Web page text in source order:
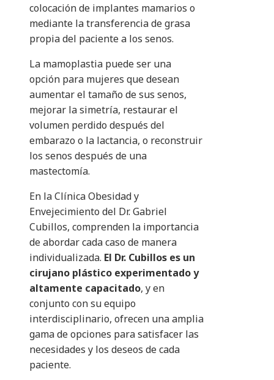
colocación de implantes mamarios o
mediante la transferencia de grasa
propia del paciente a los senos.
La mamoplastia puede ser una
opción para mujeres que desean
aumentar el tamaño de sus senos,
mejorar la simetría, restaurar el
volumen perdido después del
embarazo o la lactancia, o reconstruir
los senos después de una
mastectomía.
En la Clínica Obesidad y
Envejecimiento del Dr. Gabriel
Cubillos, comprenden la importancia
de abordar cada caso de manera
individualizada. El Dr. Cubillos es un
cirujano plástico experimentado y
altamente capacitado, y en
conjunto con su equipo
interdisciplinario, ofrecen una amplia
gama de opciones para satisfacer las
necesidades y los deseos de cada
paciente.